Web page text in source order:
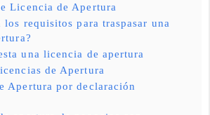
Licencia de Apertura
los requisitos para traspasar una
una licencia de apertura
de Apertura
Apertura por declaración